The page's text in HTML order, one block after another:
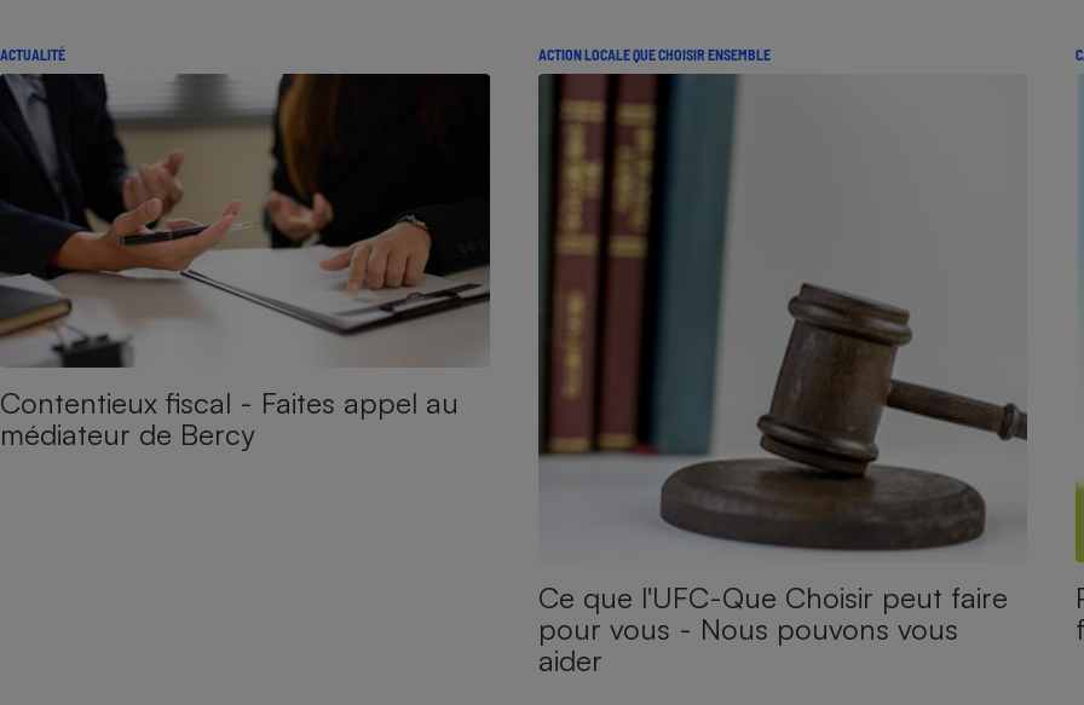
ACTUALITÉ
Contentieux fiscal - Faites appel au
médiateur de Bercy
ACTION LOCALE QUE CHOISIR ENSEMBLE
Ce que l'UFC-Que Choisir peut faire
pour vous - Nous pouvons vous
aider